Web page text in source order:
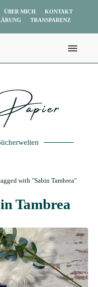
ÜBER MICH
KONTAKT
TRANSPARENZ
with "Sabin Tambrea"
Tambrea